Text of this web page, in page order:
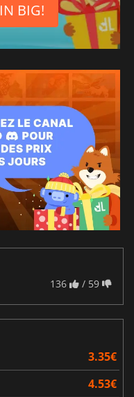
BIG!
136 / 59
3.35€
4.53€